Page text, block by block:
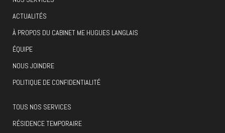
ACTUALITÉS
À PROPOS DU CABINET ME HUGUES LANGLAIS
ÉQUIPE
NOUS JOINDRE
POLITIQUE DE CONFIDENTIALITÉ
TOUS NOS SERVICES
RÉSIDENCE TEMPORAIRE